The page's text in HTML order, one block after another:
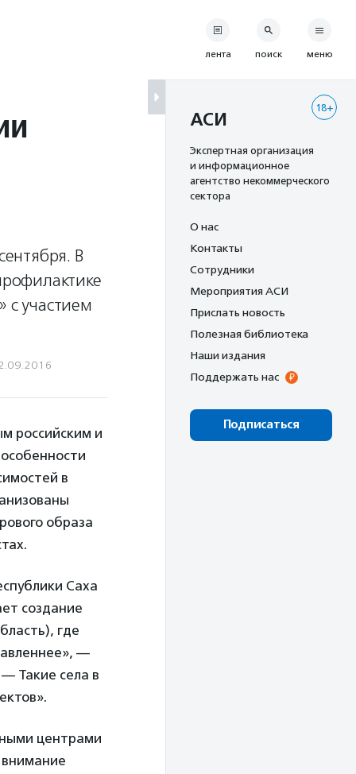
В
с участием
российским и
в
образа
Саха
создание
где
—
— Такие села в
центрами
лента поиск меню
18+
АСИ
Экспертная организация
и информационное
агентство некоммерческого
сектора
О нас
Контакты
Сотрудники
Мероприятия АСИ
Прислать новость
Полезная библиотека
Наши издания
Поддержать нас
Подписаться